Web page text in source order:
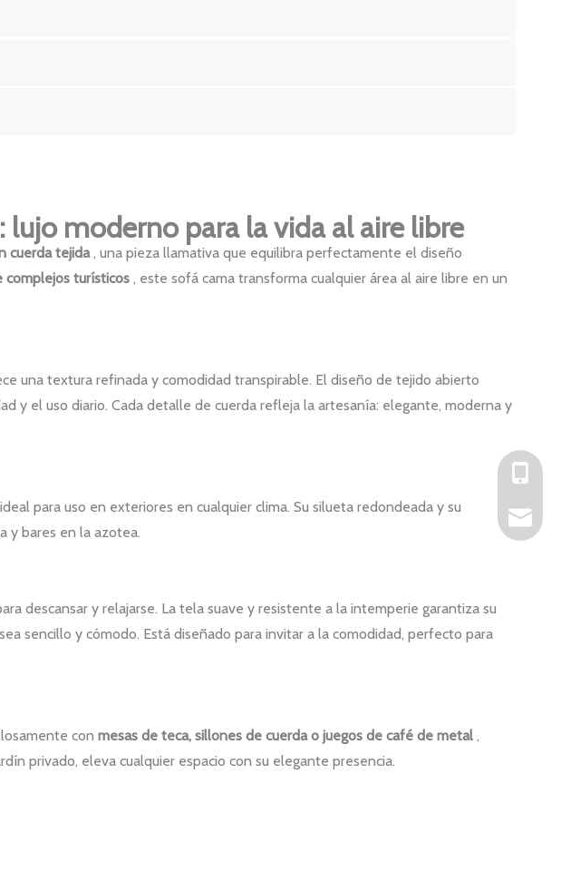
moderno para la vida al aire libre
cuerda tejida, una pieza llamativa que equilibra perfectamente el diseño
complejos turísticos , este sofá cama transforma cualquier área al aire libre en un
una textura refinada y comodidad transpirable. El diseño de tejido abierto
y el uso diario. Cada detalle de cuerda refleja la artesanía: elegante, moderna y
para uso en exteriores en cualquier clima. Su silueta redondeada y su
y bares en la azotea.
descansar y relajarse. La tela suave y resistente a la intemperie garantiza su
sencillo y cómodo. Está diseñado para invitar a la comodidad, perfecto para
con mesas de teca, sillones de cuerda o juegos de café de metal ,
privado, eleva cualquier espacio con su elegante presencia.
+86-